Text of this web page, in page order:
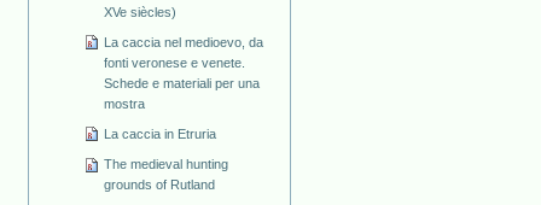
XVe siècles)
La caccia nel medioevo, da
fonti veronese e venete.
Schede e materiali per una
mostra
La caccia in Etruria
The medieval hunting
grounds of Rutland